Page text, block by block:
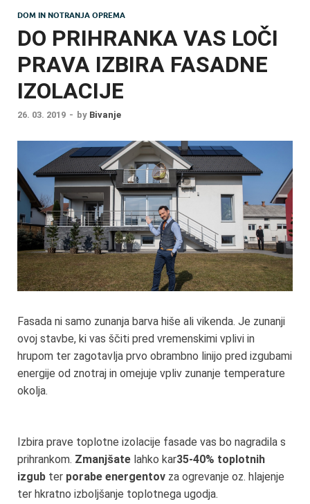
DOM IN NOTRANJA OPREMA
DO PRIHRANKA VAS LOČI
PRAVA IZBIRA FASADNE
IZOLACIJE
26. 03. 2019 - by Bivanje
Fasada ni samo zunanja barva hiše ali vikenda. Je zunanji
ovoj stavbe, ki vas ščiti pred vremenskimi vplivi in
hrupom ter zagotavlja prvo obrambno linijo pred izgubami
energije od znotraj in omejuje vpliv zunanje temperature
okolja.
Izbira prave toplotne izolacije fasade vas bo nagradila s
prihrankom. Zmanjšate lahko kar35-40% toplotnih
izgub ter porabe energentov za ogrevanje oz. hlajenje
ter hkratno izboljšanje toplotnega ugodja.